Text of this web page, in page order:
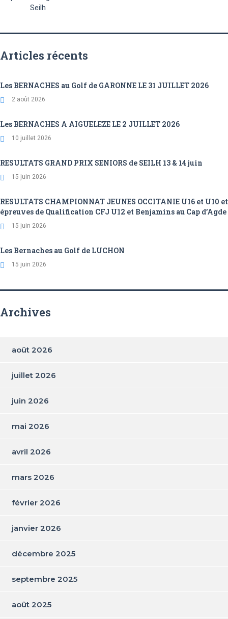
Articles récents
Les BERNACHES au Golf de GARONNE LE 31 JUILLET 2026
2 août 2026
Les BERNACHES A AIGUELEZE LE 2 JUILLET 2026
10 juillet 2026
RESULTATS GRAND PRIX SENIORS de SEILH 13 & 14 juin
15 juin 2026
RESULTATS CHAMPIONNAT JEUNES OCCITANIE U16 et U10 et
épreuves de Qualification CFJ U12 et Benjamins au Cap d’Agde
15 juin 2026
Les Bernaches au Golf de LUCHON
15 juin 2026
Archives
août 2026
juillet 2026
juin 2026
mai 2026
avril 2026
mars 2026
février 2026
janvier 2026
décembre 2025
septembre 2025
août 2025